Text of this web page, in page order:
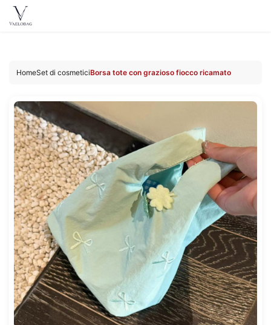
content
Vaelobag
HomeSet di cosmeticiBorsa tote con grazioso fiocco ricamato